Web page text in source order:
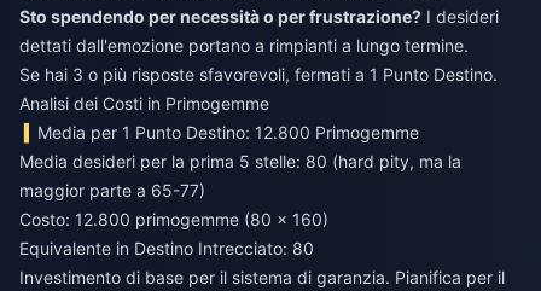
Sto spendendo per necessità o per frustrazione? I desideri
dettati dall'emozione portano a rimpianti a lungo termine.
Se hai 3 o più risposte sfavorevoli, fermati a 1 Punto Destino.
Analisi dei Costi in Primogemme
Media per 1 Punto Destino: 12.800 Primogemme
Media desideri per la prima 5 stelle: 80 (hard pity, ma la
maggior parte a 65-77)
Costo: 12.800 primogemme (80 × 160)
Equivalente in Destino Intrecciato: 80
Investimento di base per il sistema di garanzia. Pianifica per il